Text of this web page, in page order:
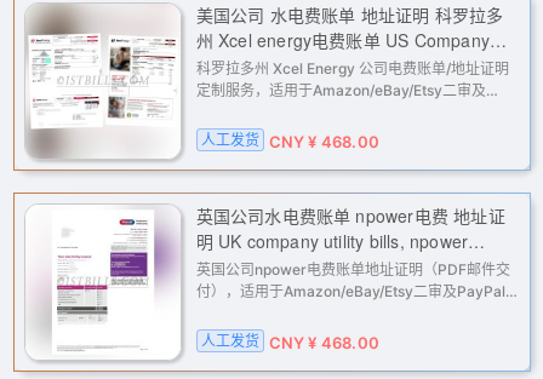
美国公司 水电费账单 地址证明 科罗拉多
州 Xcel energy电费账单 US Company
Utility Bill / Proof of Address – Colorado
Xcel Energy Bill
科罗拉多州 Xcel Energy 公司电费账单/地址证明
定制服务，适用于Amazon/eBay/Etsy二审及
写公司名与地址，完成后邮件交付高清PDF。
人工发货 CNY ¥ 468.00
英国公司水电费账单 npower电费 地址证
明 UK company utility bills, npower
electricity bills, proof of address.
英国公司npower电费账单地址证明（PDF邮件交
付），适用于Amazon/eBay/Etsy二审及PayPal、
文地址，人工定制处理。
人工发货 CNY ¥ 468.00